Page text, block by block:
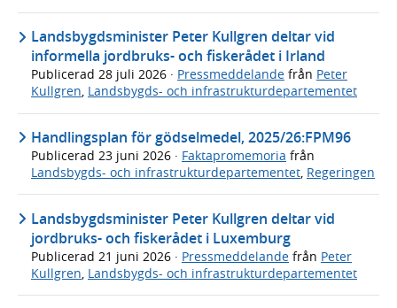
Landsbygdsminister Peter Kullgren deltar vid
informella jordbruks- och fiskerådet i Irland
Publicerad 28 juli 2026 · Pressmeddelande från Peter
Kullgren, Landsbygds- och infrastrukturdepartementet
Handlingsplan för gödselmedel, 2025/26:FPM96
Publicerad 23 juni 2026 · Faktapromemoria från
Landsbygds- och infrastrukturdepartementet, Regeringen
Landsbygdsminister Peter Kullgren deltar vid
jordbruks- och fiskerådet i Luxemburg
Publicerad 21 juni 2026 · Pressmeddelande från Peter
Kullgren Landsbygds- och infrastrukturdepartementet